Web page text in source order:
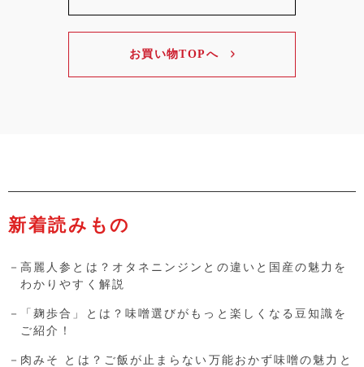
お買い物TOPへ
新着読みもの
高麗人参とは？オタネニンジンとの違いと国産の魅力を
わかりやすく解説
「麹歩合」とは？味噌選びがもっと楽しくなる豆知識を
ご紹介！
肉みそ とは？ご飯が止まらない万能おかず味噌の魅力と